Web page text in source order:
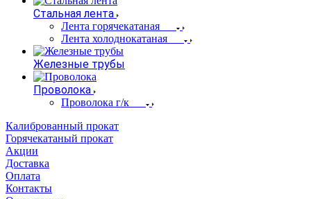
Стальная лента
Лента горячекатаная
Лента холоднокатаная
Железные трубы
Проволока
Проволока г/к
Калиброванный прокат
Горячекатаный прокат
Акции
Доставка
Оплата
Контакты